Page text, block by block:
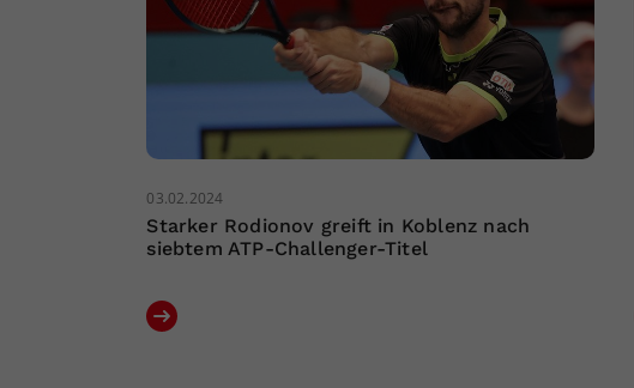
03.02.2024
Starker Rodionov greift in Koblenz nach
siebtem ATP-Challenger-Titel